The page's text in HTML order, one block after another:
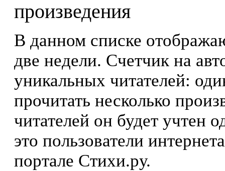
произведения
В данном списке
две недели. Счетчик на
уникальных читателей:
прочитать несколько
читателей он будет учтен
это пользователи
портале Стихи.ру.